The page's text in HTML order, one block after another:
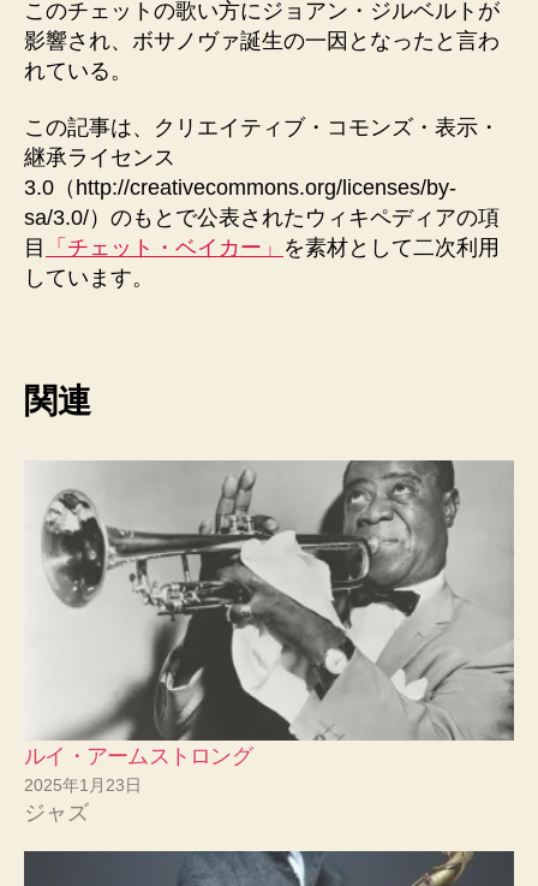
このチェットの歌い方にジョアン・ジルベルトが
影響され、ボサノヴァ誕生の一因となったと言わ
れている。
この記事は、クリエイティブ・コモンズ・表示・
継承ライセンス
3.0（http://creativecommons.org/licenses/by-
sa/3.0/）のもとで公表されたウィキペディアの項
目
「チェット・ベイカー」 を素材として二次利用
しています。
関連
ルイ・アームストロング
2025年1月23日
ジャズ